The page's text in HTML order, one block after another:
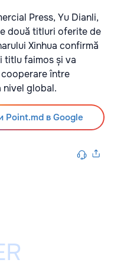
Press, Yu Dianli,
două titluri oferite de
Xinhua confirmă
titlu faimos și va
între
nivel global.
Point.md в Google